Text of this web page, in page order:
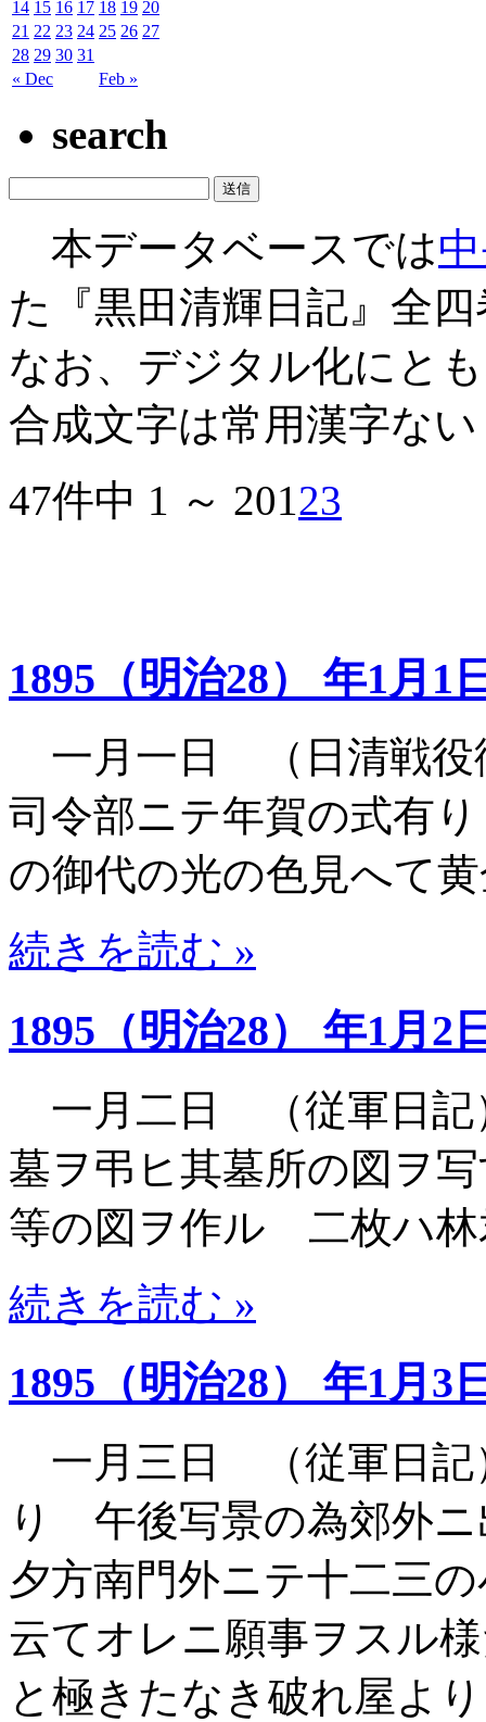
« Dec Feb »
14 15 16 17 18 19 20
21 22 23 24 25 26 27
28 29 30 31
search
本データベースでは
た『黒田清輝日記』全
なお、デジタル化にと
合成文字は常用漢字な
47件中 1 ～ 20123
1895（明治28） 年1月1
一月一日 （日清戦役
司令部ニテ年賀の式
の御代の光の色見へて
続きを読む »
1895（明治28） 年1月2
一月二日 （従軍日記
墓ヲ弔ヒ其墓所の図ヲ
等の図ヲ作ル 二枚ハ林
続きを読む »
1895（明治28） 年1月3
一月三日 （従軍日記
り 午後写景の為郊外
夕方南門外ニテ十二三
云てオレニ願事ヲスル
と極きたなき破れ屋よ